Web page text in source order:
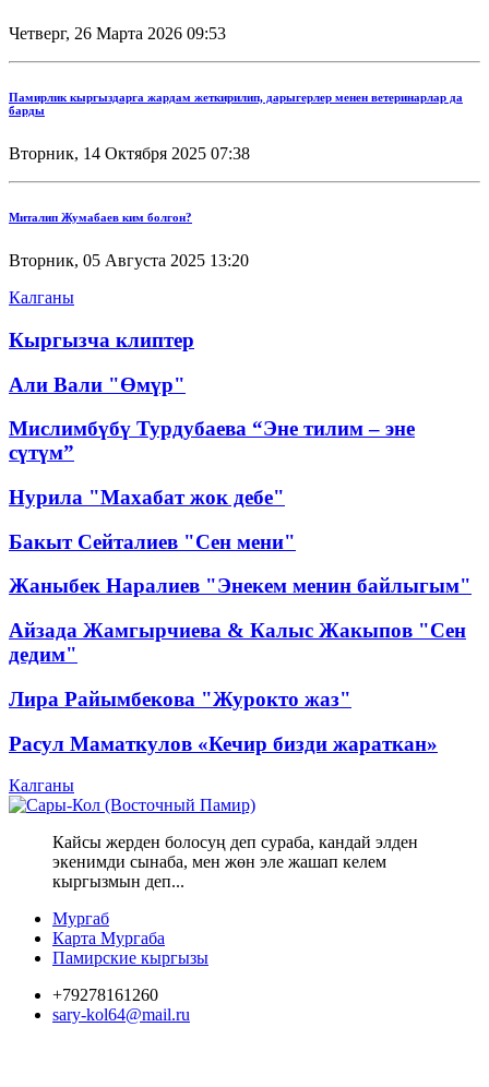
Четверг, 26 Марта 2026 09:53
Памирлик кыргыздарга жардам жеткирилип, дарыгерлер менен ветеринарлар да
барды
Вторник, 14 Октября 2025 07:38
Миталип Жумабаев ким болгон?
Вторник, 05 Августа 2025 13:20
Калганы
Кыргызча клиптер
Али Вали "Өмүр"
Мислимбүбү Турдубаева “Эне тилим – эне
сүтүм”
Нурила "Махабат жок дебе"
Бакыт Сейталиев "Сен мени"
Жаныбек Наралиев "Энекем менин байлыгым"
Айзада Жамгырчиева & Калыс Жакыпов "Сен
дедим"
Лира Райымбекова "Журокто жаз"
Расул Маматкулов «Кечир бизди жараткан»
Калганы
Кайсы жерден болосуң деп сураба, кандай элден
экенимди сынаба, мен жөн эле жашап келем
кыргызмын деп...
Мургаб
Карта Мургаба
Памирские кыргызы
+79278161260
sary-kol64@mail.ru